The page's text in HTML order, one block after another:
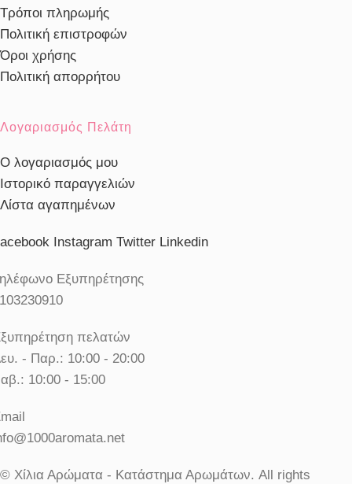
Τρόποι πληρωμής
Πολιτική επιστροφών
Όροι χρήσης
Πολιτική απορρήτου
Λογαριασμός Πελάτη
Ο λογαριασμός μου
Ιστορικό παραγγελιών
Λίστα αγαπημένων
Instagram Twitter Linkedin
Εξυπηρέτησης
πελατών
- Παρ.: 10:00 - 20:00
10:00 - 15:00
© Χίλια Αρώματα - Κατάστημα Αρωμάτων. All rights